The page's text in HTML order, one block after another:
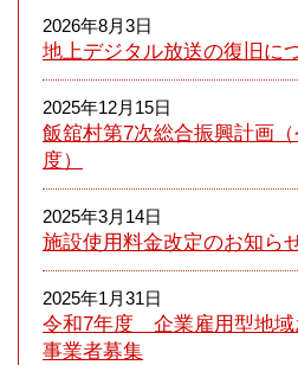
2026年8月3日
地上デジタル放送の復旧に
2025年12月15日
飯舘村第7次総合振興計画
度）
2025年3月14日
施設使用料金改定のお知ら
2025年1月31日
令和7年度 企業雇用型地
事業者募集